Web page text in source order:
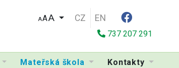
AA CZ EN
737 207 291
Mateřská škola Kontakty